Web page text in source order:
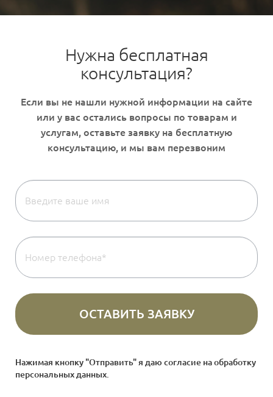
Нужна бесплатная
консультация?
Нажимая кнопку "Отправить" я даю согласие наобработку
персональных данных